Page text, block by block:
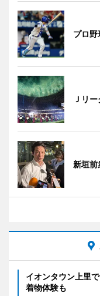
プロ
Ｊリ
新垣
イオンタウン上里
着物体験も